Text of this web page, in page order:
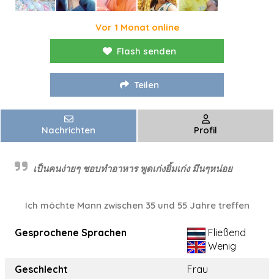
Vor 1 Monat online
Flash senden
Teilen
Nachrichten Profil
เป็นคนง่ายๆ ชอบทำอาหาร พูดเก่งยิ้มเก่ง มึนๆหน่อย
Ich möchte Mann zwischen 35 und 55 Jahre treffen
Gesprochene Sprachen
Fließend
Wenig
Geschlecht
Frau